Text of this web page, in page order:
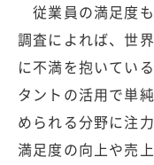
従業員の満足度
調査によれば、世
に不満を抱いてい
タントの活用で単
められる分野に注
満足度の向上や売